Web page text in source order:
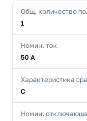
Общ. количество
1
Номин. ток
50 А
Характеристика
C
Номин.